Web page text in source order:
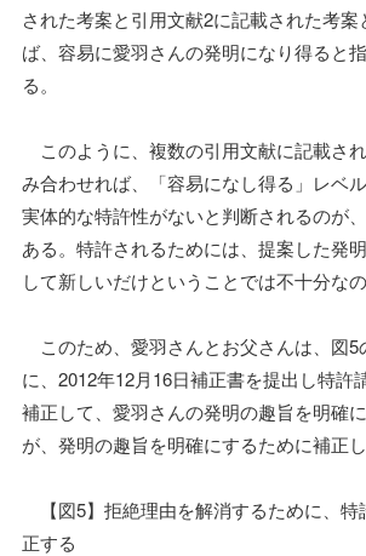
された考案と引用文献2に記載された考
ば、容易に愛羽さんの発明になり得ると
る。
このように、複数の引用文献に記載さ
み合わせれば、「容易になし得る」レベル
実体的な特許性がないと判断されるのが
ある。特許されるためには、提案した発
して新しいだけということでは不十分なの
このため、愛羽さんとお父さんは、図5
に、2012年12月16日補正書を提出し特許
補正して、愛羽さんの発明の趣旨を明確
が、発明の趣旨を明確にするために補正し
【図5】拒絶理由を解消するために、特
正する